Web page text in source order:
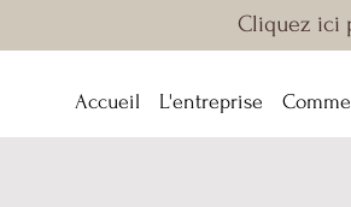
Cliquez ici
Accueil L'entreprise